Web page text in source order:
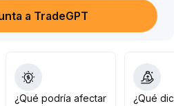
de apetito por el riesgo entre
estadounidense, se espera que
en este sentido, el
para GNX resulta positivo.
el nivel clave de soporte en 2.
a TradeGPT
¿Qué podría afectar
¿Qué